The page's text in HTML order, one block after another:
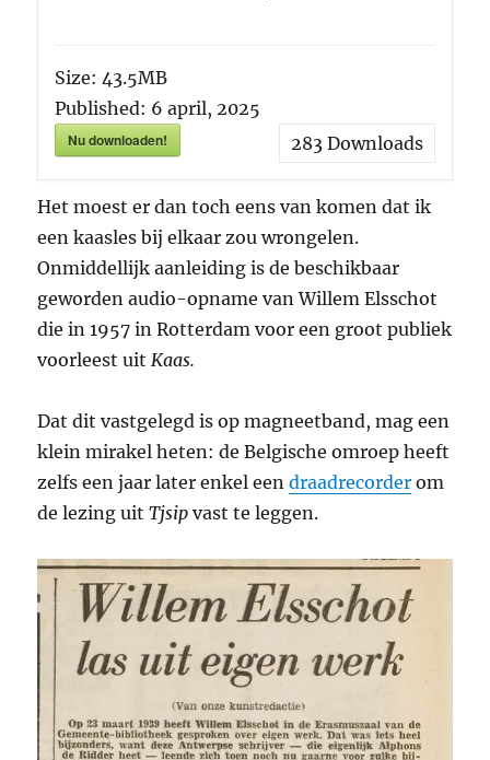
Size: 43.5MB
Published: 6 april, 2025
Nu downloaden! 283Downloads
Het moest er dan toch eens van komen dat ik
een kaasles bij elkaar zou wrongelen.
Onmiddellijk aanleiding is de beschikbaar
geworden audio-opname van Willem Elsschot
die in 1957 in Rotterdam voor een groot publiek
voorleest uit Kaas.
Dat dit vastgelegd is op magneetband, mag een
klein mirakel heten: de Belgische omroep heeft
zelfs een jaar later enkel eendraadrecorder om
de lezing uitTjsip vast te leggen.